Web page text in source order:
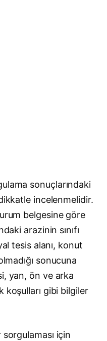
sonuçlarındaki
incelenmelidir.
belgesine göre
arazinin sınıfı
tesis alanı, konut
sonucuna
yan, ön ve arka
koşulları gibi bilgiler
için